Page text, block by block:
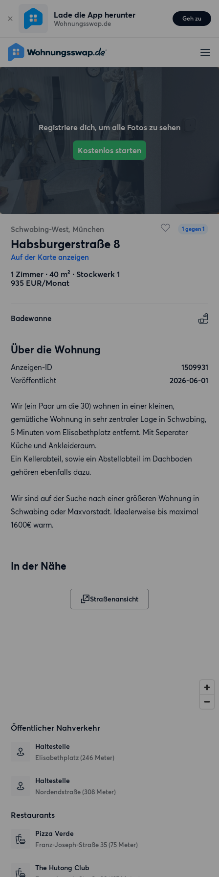
Lade die App herunter
Wohnungsswap.de
Geh zu
Registriere dich, um alle Fotos zu sehen
Kostenlos starten
Schwabing-West, München 1 gegen 1
Habsburgerstraße 8
Auf der Karte anzeigen
1 Zimmer ∙ 40 m² ∙ Stockwerk 1
935 EUR/Monat
Badewanne
Über die Wohnung
Anzeigen-ID
1509931
Veröffentlicht
2026-06-01
Wir (ein Paar um die 30) wohnen in einer kleinen,
gemütliche Wohnung in sehr zentraler Lage in Schwabing,
5 Minuten vom Elisabethplatz entfernt. Mit Seperater
Küche und Ankleideraum.
Ein Kellerabteil, sowie ein Abstellabteil im Dachboden
gehören ebenfalls dazu.
Wir sind auf der Suche nach einer größeren Wohnung in
Schwabing oder Maxvorstadt. Idealerweise bis maximal
1600€ warm.
In der Nähe
Straßenansicht
Öffentlicher Nahverkehr
Haltestelle
Elisabethplatz (246 Meter)
Haltestelle
Nordendstraße (308 Meter)
Restaurants
Pizza Verde
Franz-Joseph-Straße 35 (75 Meter)
The Hutong Club